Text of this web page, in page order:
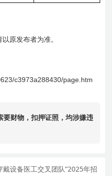
原发布者为准。
c3973a288430/page.htm
财物，扣押证照，均涉嫌违
戴设备医工交叉团队”2025年招